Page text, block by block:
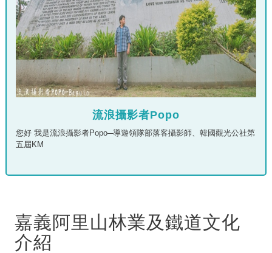
流浪攝影者Popo
您好 我是流浪攝影者Popo─導遊領隊部落客攝影師、韓國觀光公社第
五屆KM
嘉義阿里山林業及鐵道文化
介紹